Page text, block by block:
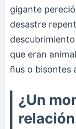
gigante
desastre
que eran
ñus o bisontes
¿Un